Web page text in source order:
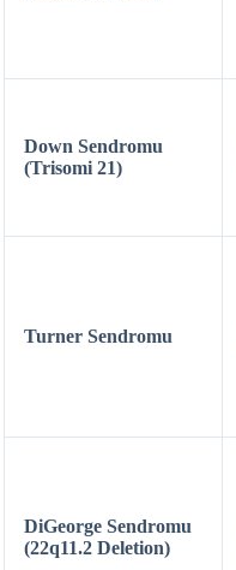
Down Sendromu
(Trisomi 21)
Turner Sendromu
DiGeorge Sendromu
(22q11.2 Deletion)